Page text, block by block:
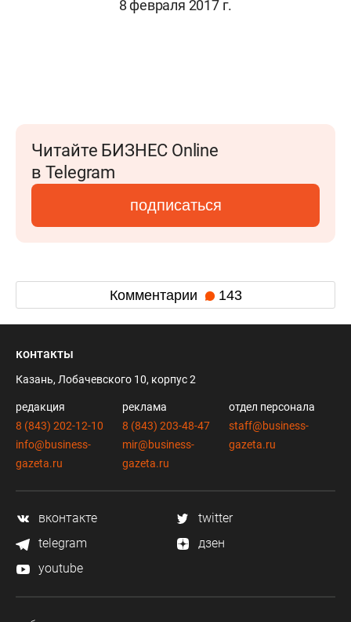
8 февраля 2017 г.
Читайте БИЗНЕС Online
в Telegram
подписаться
Комментарии 143
контакты
Казань, Лобачевского 10, корпус 2
редакция
8 (843) 202-12-10
info@business-
gazeta.ru
реклама
8 (843) 203-48-47
mir@business-
gazeta.ru
отдел персонала
staff@business-
gazeta.ru
вконтакте
twitter
telegram
дзен
youtube